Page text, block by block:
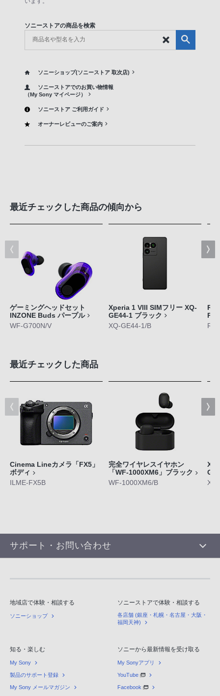
ソニーストアの商品を検索
ソニーショップ(ソニーストア 取次店)
ソニーストアでのお買い物情報
（My Sony マイページ）
ソニーストア ご利用ガイド
オーナーレビューのご案内
最近チェックした商品の傾向から
ゲーミングヘッドセット
INZONE Buds パープル
WF-G700N/V
Xperia 1 VIII SIMフリー XQ-
GE44-1 ブラック
XQ-GE44-1/B
最近チェックした商品
Cinema Lineカメラ「FX5」
ボディ
ILME-FX5B
完全ワイヤレスイヤホン
「WF-1000XM6」ブラック
WF-1000XM6/B
サポート・お問い合わせ
地域店で体験・相談する
ソニーショップ
ソニーストアで体験・相談する
各店舗 (銀座・札幌・名古屋・大阪・
福岡天神)
知る・楽しむ
My Sony
製品のサポート登録
My Sony メールマガジン
ソニーから最新情報を受け取る
My Sonyアプリ
YouTube
Facebook